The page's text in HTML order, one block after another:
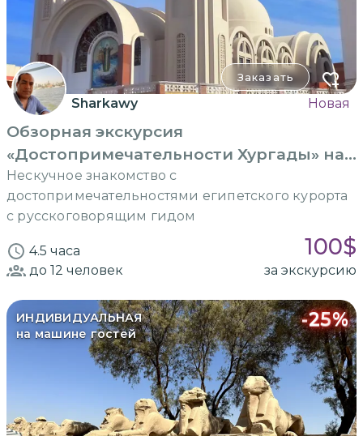
Заказать
Sharkawy Новая
Обзорная экскурсия
«Достопримечательности Хургады» на
машине
Нескучное знакомство с
достопримечательностями египетского курорта
с русскоговорящим гидом
4.5 часа 100$
до 12 человек за экскурсию
ИНДИВИДУАЛЬНАЯ
на машине гостей
-25%